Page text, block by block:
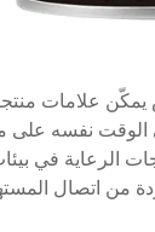
يمكّن علامات
نفسه على
الرعاية في
من اتصال